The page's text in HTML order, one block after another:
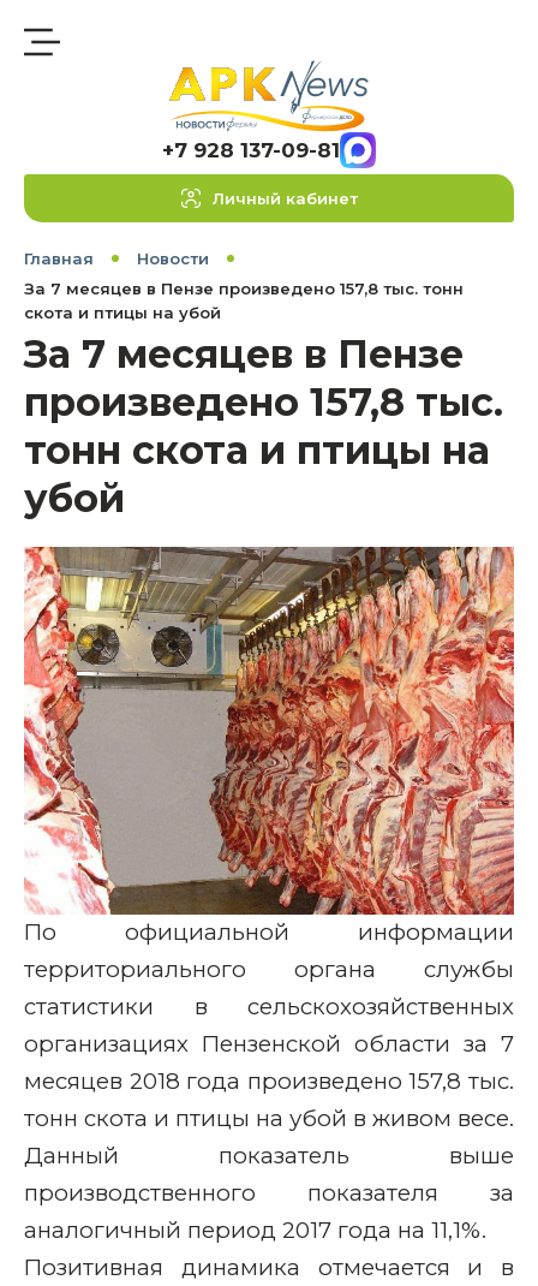
+7 928 137-09-81
Личный кабинет
Главная
Новости
За 7 месяцев в Пензе произведено 157,8 тыс. тонн
скота и птицы на убой
За 7 месяцев в Пензе
произведено 157,8 тыс.
тонн скота и птицы на
убой
По официальной информации
территориального органа службы
статистики в сельскохозяйственных
организациях Пензенской области за 7
месяцев 2018 года произведено 157,8 тыс.
тонн скота и птицы на убой в живом весе.
Данный показатель выше
производственного показателя за
аналогичный период 2017 года на 11,1%.
Позитивная динамика отмечается и в